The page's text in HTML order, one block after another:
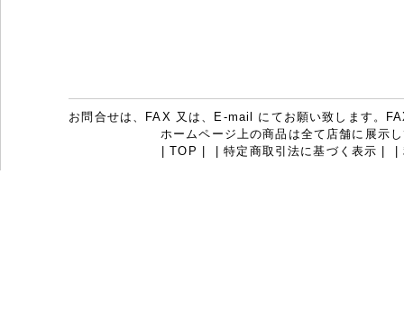
お問合せは、FAX 又は、E-mail にてお願い致します。
ホームページ上の商品は全て店舗に展示
|TOP |特定商取引法に基づく表示 |